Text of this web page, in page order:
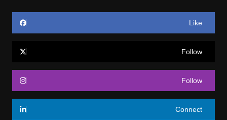
Like
Follow
Follow
Connect